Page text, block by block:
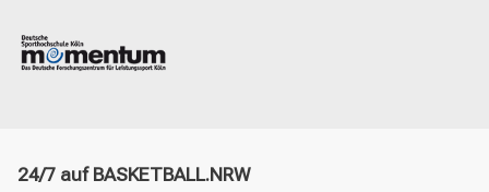
24/7 auf BASKETBALL.NRW